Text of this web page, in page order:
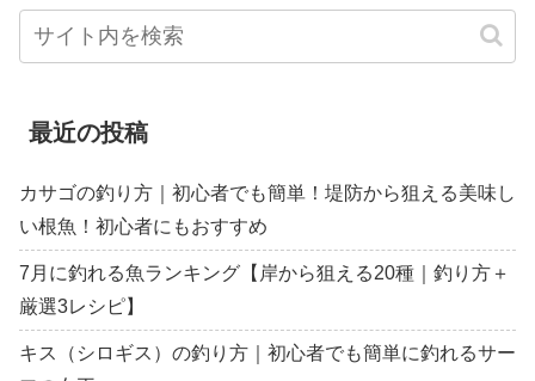
最近の投稿
カサゴの釣り方｜初心者でも簡単！堤防から狙える美味し
い根魚！初心者にもおすすめ
7月に釣れる魚ランキング【岸から狙える20種｜釣り方＋
厳選3レシピ】
キス（シロギス）の釣り方｜初心者でも簡単に釣れるサー